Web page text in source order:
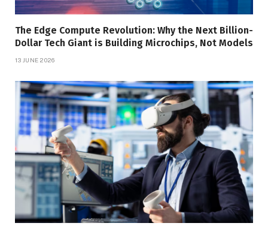
The Edge Compute Revolution: Why the Next Billion-
Dollar Tech Giant is Building Microchips, Not Models
13 JUNE 2026